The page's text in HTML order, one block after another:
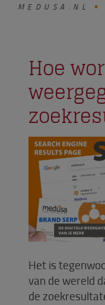
MEDUSA.NL
Hoe
Het is
van de wereld
de